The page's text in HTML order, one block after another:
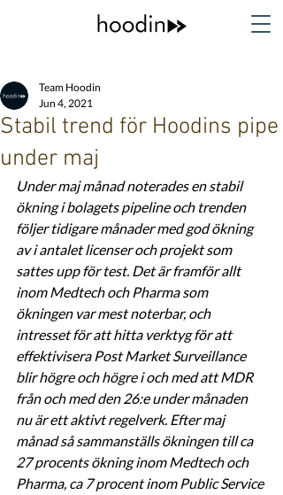
Stabil trend för Hoodins pipe
under maj
Team Hoodin
Jun 4, 2021
Under maj månad noterades en stabil
ökning i bolagets pipeline och trenden
följer tidigare månader med god ökning
av i antalet licenser och projekt som
sattes upp för test. Det är framför allt
inom Medtech och Pharma som
ökningen var mest noterbar, och
intresset för att hitta verktyg för att
effektivisera Post Market Surveillance
blir högre och högre i och med att MDR
från och med den 26:e under månaden
nu är ett aktivt regelverk. Efter maj
månad så sammanställs ökningen till ca
27 procents ökning inom Medtech och
Pharma, ca 7 procent inom Public Service